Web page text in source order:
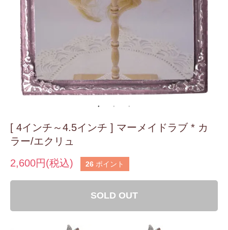
[ 4インチ～4.5インチ ] マーメイドラブ * カ
ラー/エクリュ
2,600円(税込)
26 ポイント
SOLD OUT